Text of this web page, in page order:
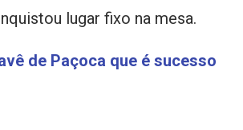
lugar fixo na mesa.
de Paçoca que é sucesso